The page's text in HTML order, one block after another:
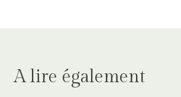
A lire également